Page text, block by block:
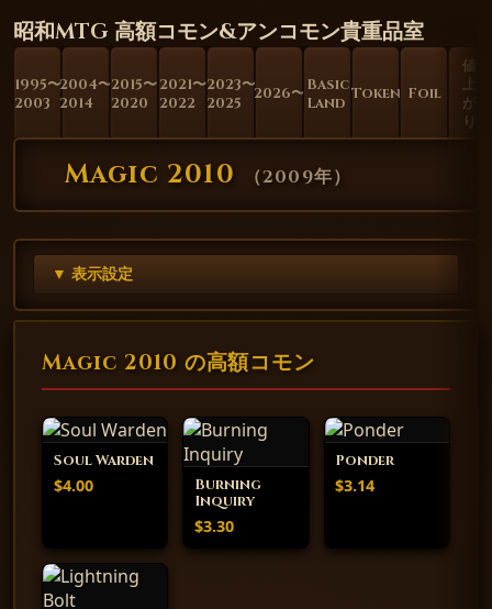
昭和MTG 高額コモン&アンコモン貴重品室
1995〜
2003
2004〜
2014
2015〜
2020
2021〜
2022
2023〜
2025
2026〜 Basic
Land Token Foil
値
上
が
り
Magic 2010 （2009年）
▼ 表示設定
Magic 2010 の高額コモン
Soul Warden
$4.00
Burning
Inquiry
$3.30
Ponder
$3.14